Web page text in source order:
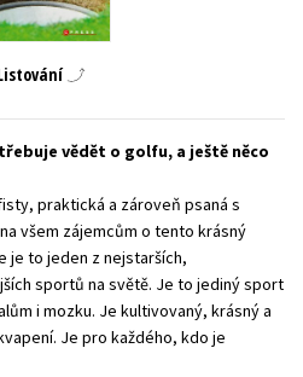
literatura
tituly
vědět o golfu, a ještě něco
praktická a zároveň psaná s
všem zájemcům o tento krásný
je to jeden z nejstarších,
sportů na světě. Je to jediný sport
i mozku. Je kultivovaný, krásný a
Je pro každého, kdo je